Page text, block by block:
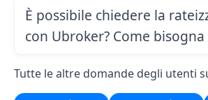
È possibile chiedere la
con Ubroker? Come bisogna
Tutte le altre domande degli utenti